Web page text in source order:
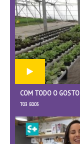
COM TODO O GOSTO
T03 E003